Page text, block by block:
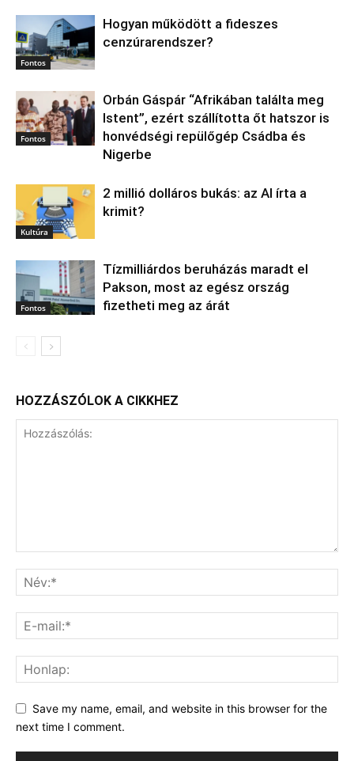
Fontos
Hogyan működött a fideszes
cenzúrarendszer?
Fontos
Orbán Gáspár “Afrikában találta meg
Istent”, ezért szállította őt hatszor is
honvédségi repülőgép Csádba és
Nigerbe
Kultúra
2 millió dolláros bukás: az AI írta a
krimit?
Fontos
Tízmilliárdos beruházás maradt el
Pakson, most az egész ország
fizetheti meg az árát
HOZZÁSZÓLOK A CIKKHEZ
Save my name, email, and website in this browser for the
next time I comment.